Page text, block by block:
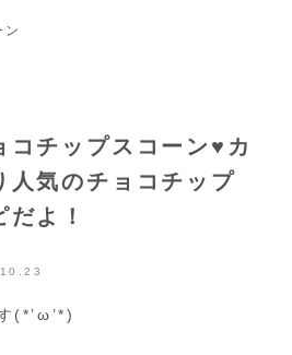
ン
コチップスコーン♥カ
人気のチョコチップ
よ！
(*’ω’*)